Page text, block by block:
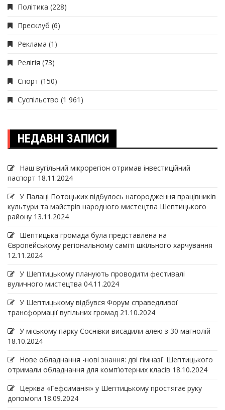
Політика (228)
Пресклуб (6)
Реклама (1)
Релігія (73)
Спорт (150)
Суспільство (1 961)
НЕДАВНІ ЗАПИСИ
Наш вугільний мікрорегіон отримав інвеcтиційний
паспорт 18.11.2024
У Палаці Потоцьких відбулось нагородження працівників
культури та майстрів народного мистецтва Шептицького
району 13.11.2024
Шептицька громада була представлена на
Європейському регіональному саміті шкільного харчування
12.11.2024
У Шептицькому планують проводити фестивалі
вуличного мистецтва 04.11.2024
У Шептицькому відбувся Форум справедливої
трансформації вугільних громад 21.10.2024
У міському парку Соснівки висадили алею з 30 магнолій
18.10.2024
Нове обладнання -нові знання: дві гімназії Шептицького
отримали обладнання для комп’ютерних класів 18.10.2024
Церква «Гефсиманія» у Шептицькому простягає руку
допомоги 18.09.2024